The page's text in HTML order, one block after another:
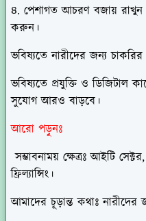
৪. পেশাগত আচরণ বজায়
করুন।
ভবিষ্যতে নারীদের জন্য
ভবিষ্যতে প্রযুক্তি ও ডিজিটাল
সুযোগ আরও বাড়বে।
আরো পড়ুনঃ
সম্ভাবনাময় ক্ষেত্রঃ আইটি
ফ্রিল্যান্সিং।
আমাদের চূড়ান্ত কথাঃ নারীদের